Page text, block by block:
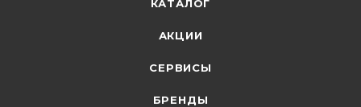
КАТАЛОГ
АКЦИИ
СЕРВИСЫ
БРЕНДЫ